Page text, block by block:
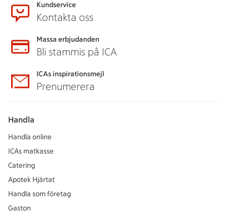
Kundservice
Kontakta oss
Massa erbjudanden
Bli stammis på ICA
ICAs inspirationsmejl
Prenumerera
Handla
Handla online
ICAs matkasse
Catering
Apotek Hjärtat
Handla som företag
Gaston